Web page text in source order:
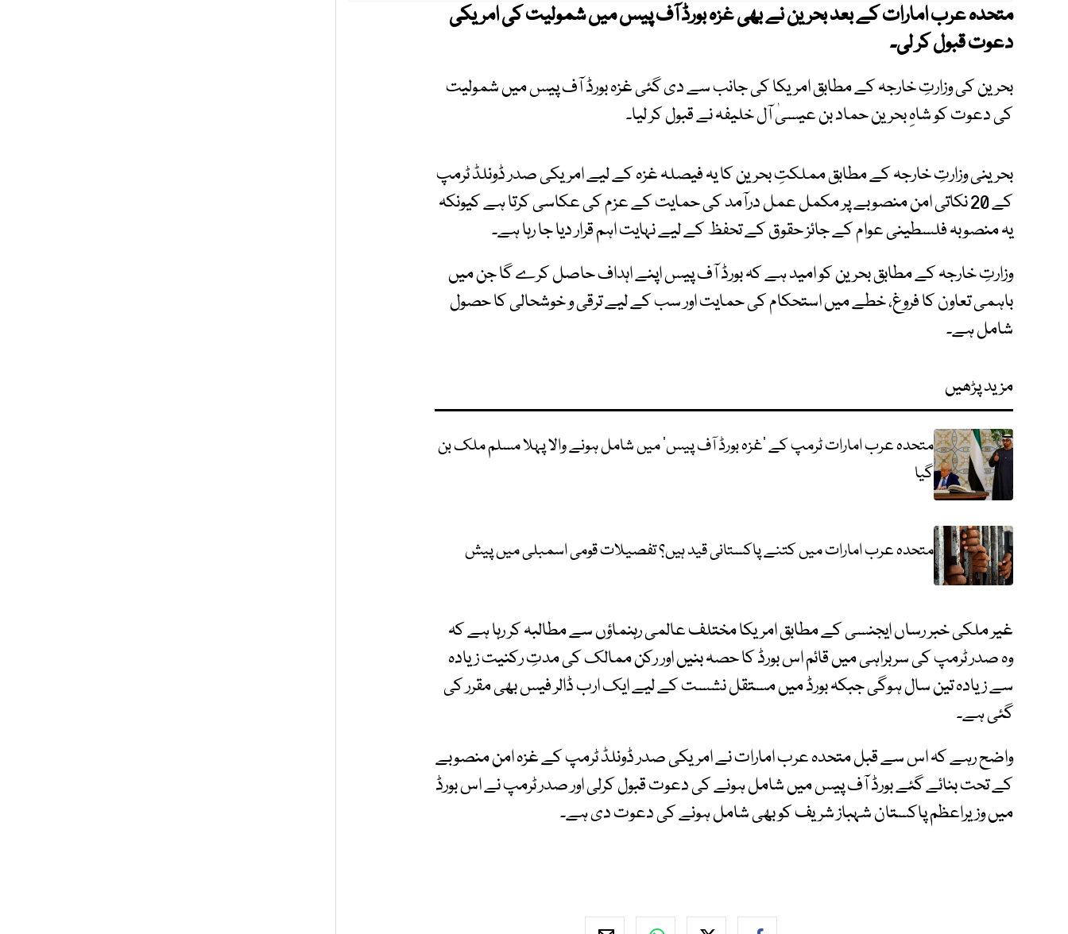
متحدہ عرب امارات کے بعد بحرین نے بھی غزہ بورڈ آف پیس میں شمولیت کی امریکی
دعوت قبول کر لی۔
بحرین کی وزارتِ خارجہ کے مطابق امریکا کی جانب سے دی گئی غزہ بورڈ آف پیس میں شمولیت
کی دعوت کو شاہِ بحرین حماد بن عیسیٰ آل خلیفہ نے قبول کر لیا۔
بحرینی وزارتِ خارجہ کے مطابق مملکتِ بحرین کا یہ فیصلہ غزہ کے لیے امریکی صدر ڈونلڈ ٹرمپ
کے 20 نکاتی امن منصوبے پر مکمل عمل درآمد کی حمایت کے عزم کی عکاسی کرتا ہے کیونکہ
یہ منصوبہ فلسطینی عوام کے جائز حقوق کے تحفظ کے لیے نہایت اہم قرار دیا جا رہا ہے۔
وزارتِ خارجہ کے مطابق بحرین کو امید ہے کہ بورڈ آف پیس اپنے اہداف حاصل کرے گا جن میں
باہمی تعاون کا فروغ، خطے میں استحکام کی حمایت اور سب کے لیے ترقی و خوشحالی کا حصول
شامل ہے۔
مزید پڑھیں
متحدہ عرب امارات ٹرمپ کے ’غزہ بورڈ آف پیس‘ میں شامل ہونے والا پہلا مسلم ملک بن
گیا
متحدہ عرب امارات میں کتنے پاکستانی قید ہیں؟ تفصیلات قومی اسمبلی میں پیش
غیر ملکی خبر رساں ایجنسی کے مطابق امریکا مختلف عالمی رہنماؤں سے مطالبہ کر رہا ہے کہ
وہ صدر ٹرمپ کی سربراہی میں قائم اس بورڈ کا حصہ بنیں اور رکن ممالک کی مدتِ رکنیت زیادہ
سے زیادہ تین سال ہوگی جبکہ بورڈ میں مستقل نشست کے لیے ایک ارب ڈالر فیس بھی مقرر کی
گئی ہے۔
واضح رہے کہ اس سے قبل متحدہ عرب امارات نے امریکی صدر ڈونلڈ ٹرمپ کے غزہ امن منصوبے
کے تحت بنائے گئے بورڈ آف پیس میں شامل ہونے کی دعوت قبول کرلی اور صدر ٹرمپ نے اس بورڈ
میں وزیراعظم پاکستان شہباز شریف کو بھی شامل ہونے کی دعوت دی ہے۔